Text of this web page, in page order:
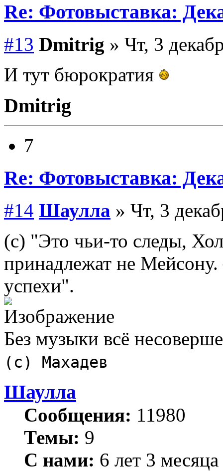
Re: Фотовыставка:
#13 Dmitrig » Чт, 3
И тут бюрократия
Dmitrig
7
Re: Фотовыставка:
#14 Шаулла » Чт, 3
(с) "Это чьи-то следы,
принадлежат не
успехи".
Без музыки всё
(с) Махадев
Шаулла
Сообщения: 11980
Темы: 9
С нами: 6 лет 3 месяца